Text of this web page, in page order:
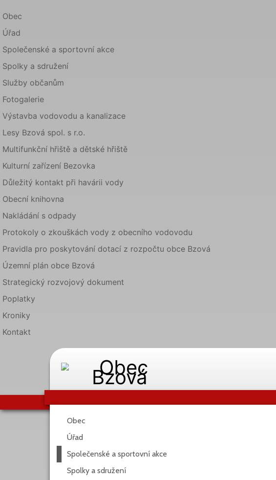
Obec
Úřad
Společenské a sportovní akce
Spolky a sdružení
Služby občanům
Fotogalerie
Výstavba vodovodu a kanalizace
Lesy Bzová spol. s r.o.
Multifunkční hřiště a dětské hřiště
Kulturní zařízení Bezovka
Důležitý kontakt při havárii vody
Obecní knihovna
Nakládání s odpady
Protokoly o zkouškách vody z obecního vodovodu
Pravidla pro poskytování dotací z rozpočtu obce Bzová
Územní plán obce Bzová
Strategický rozvojový dokument
Poplatky
Kroniky
Kontakt
Obec
Úřad
Společenské a sportovní akce
Spolky a sdružení